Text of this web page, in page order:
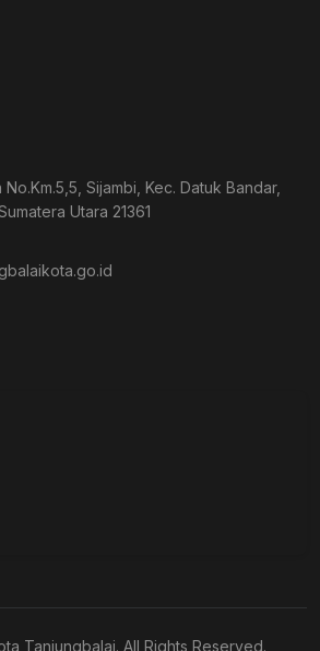
Sijambi, Kec. Datuk Bandar,
Utara 21361
Tanjungbalai. All Rights Reserved.